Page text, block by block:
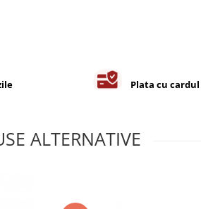
Plata cu cardul
ALTERNATIVE